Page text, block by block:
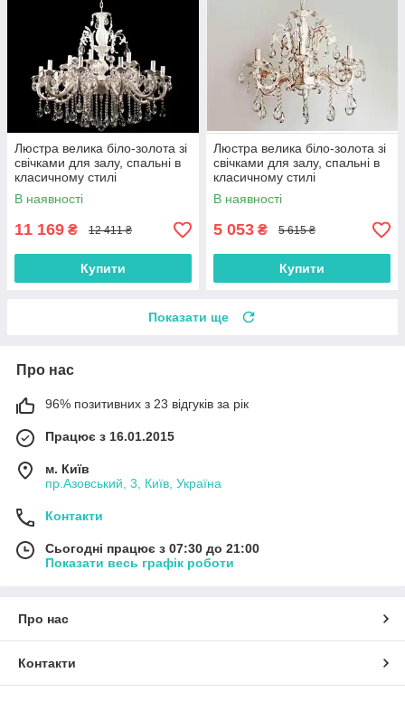
Люстра велика біло-золота зі
свічками для залу, спальні в
класичному стилі
В наявності
11 169 ₴ 12 411 ₴
Купити
Люстра велика біло-золота зі
свічками для залу, спальні в
класичному стилі
В наявності
5 053 ₴ 5 615 ₴
Купити
Показати ще
Про нас
96% позитивних з 23 відгуків за рік
Працює з 16.01.2015
м. Київ
пр.Азовський, 3, Київ, Україна
Контакти
Сьогодні працює з 07:30 до 21:00
Показати весь графік роботи
Про нас
Контакти